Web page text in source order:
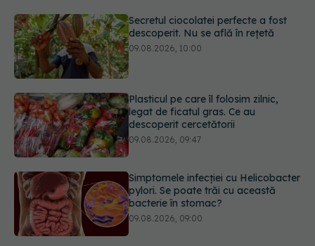
Secretul ciocolatei perfecte a fost
descoperit. Nu se află în rețetă
09.08.2026, 10:00
Plasticul pe care îl folosim zilnic,
legat de ficatul gras. Ce au
descoperit cercetătorii
09.08.2026, 09:47
Simptomele infecției cu Helicobacter
pylori. Se poate trăi cu această
bacterie în stomac?
09.08.2026, 09:00